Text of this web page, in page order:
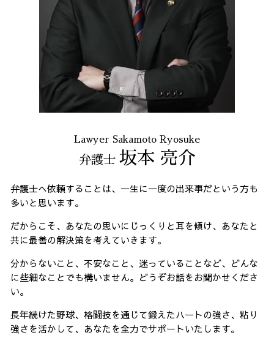
Lawyer Sakamoto Ryosuke
弁護士 坂本 亮介
弁護士へ依頼することは、一生に一度の出来事だという方も
多いと思います。
だからこそ、あなたの思いにじっくりと耳を傾け、あなたと
共に最善の解決策を考えていきます。
分からないこと、不安なこと、迷っていることなど、どんな
に些細なことでも構いません。どうぞお話をお聞かせくださ
い。
長年続けた野球、格闘技を通じて鍛えたハートの強さ、粘り
強さを活かして、あなたを全力でサポートいたします。